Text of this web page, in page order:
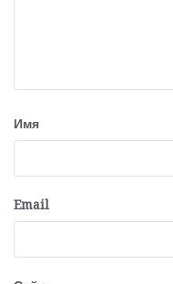
Имя
Email